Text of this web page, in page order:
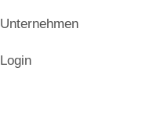
Unternehmen
Login